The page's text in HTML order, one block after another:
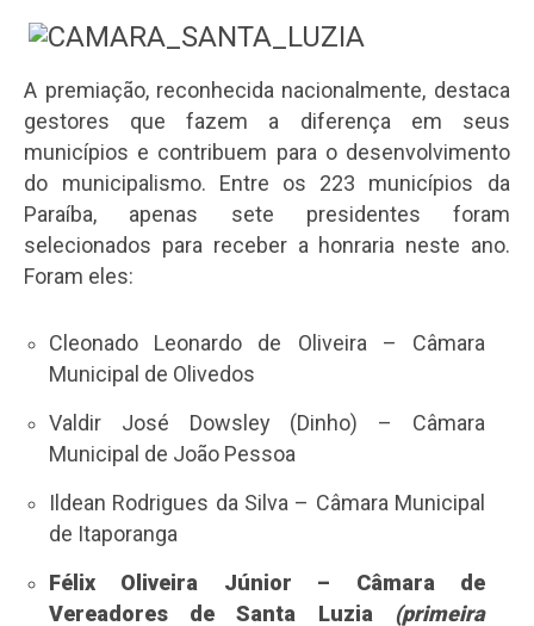
A premiação, reconhecida nacionalmente, destaca
gestores que fazem a diferença em seus
municípios e contribuem para o desenvolvimento
do municipalismo. Entre os 223 municípios da
Paraíba, apenas sete presidentes foram
selecionados para receber a honraria neste ano.
Foram eles:
Cleonado Leonardo de Oliveira – Câmara
Municipal de Olivedos
Valdir José Dowsley (Dinho) – Câmara
Municipal de João Pessoa
Ildean Rodrigues da Silva – Câmara Municipal
de Itaporanga
Félix Oliveira Júnior – Câmara de
Vereadores de Santa Luzia (primeira